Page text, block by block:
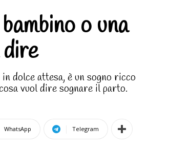
o una
dolce attesa, è un sogno ricco
vuol dire sognare il parto.
WhatsApp Telegram